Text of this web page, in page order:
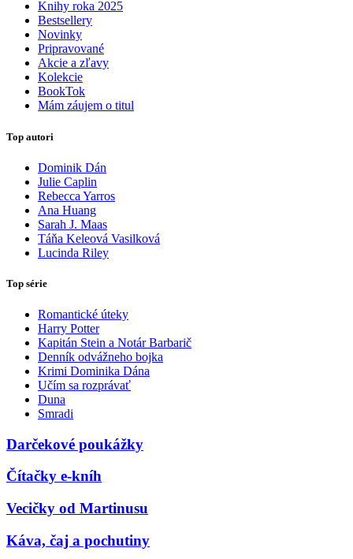
Knihy roka 2025
Bestsellery
Novinky
Pripravované
Akcie a zľavy
Kolekcie
BookTok
Mám záujem o titul
Top autori
Dominik Dán
Julie Caplin
Rebecca Yarros
Ana Huang
Sarah J. Maas
Táňa Keleová Vasilková
Lucinda Riley
Top série
Romantické úteky
Harry Potter
Kapitán Stein a Notár Barbarič
Denník odvážneho bojka
Krimi Dominika Dána
Učím sa rozprávať
Duna
Smradi
Darčekové poukážky
Čítačky e-kníh
Vecičky od Martinusu
Káva, čaj a pochutiny